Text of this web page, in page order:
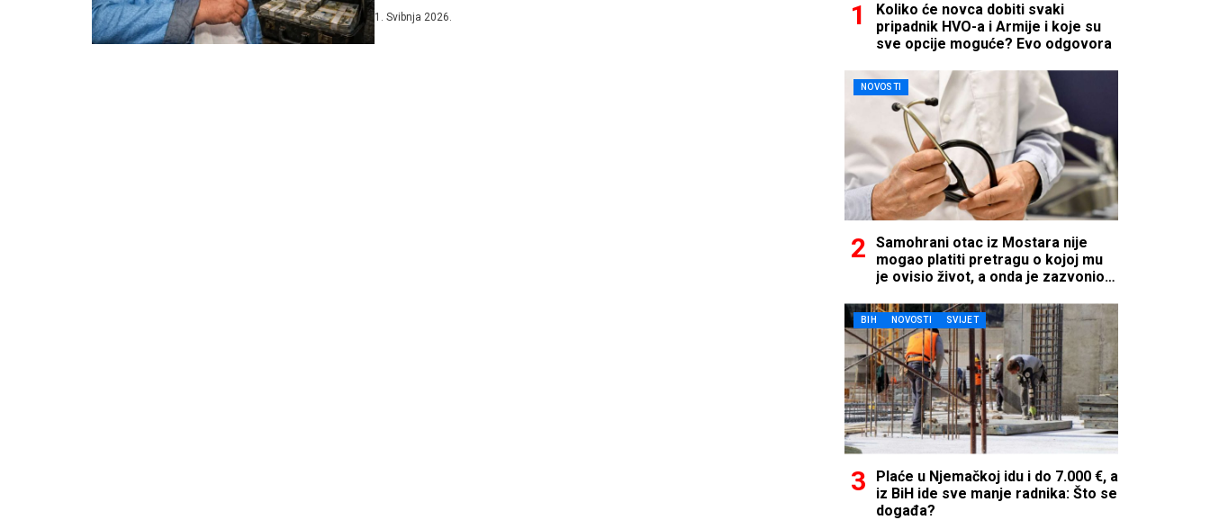
1. Svibnja 2026.
Koliko će novca dobiti svaki
pripadnik HVO-a i Armije i koje su
sve opcije moguće? Evo odgovora
NOVOSTI
Samohrani otac iz Mostara nije
mogao platiti pretragu o kojoj mu
je ovisio život, a onda je zazvonio
BIH NOVOSTI SVIJET
Plaće u Njemačkoj idu i do 7.000 €, a
iz BiH ide sve manje radnika: Što se
događa?